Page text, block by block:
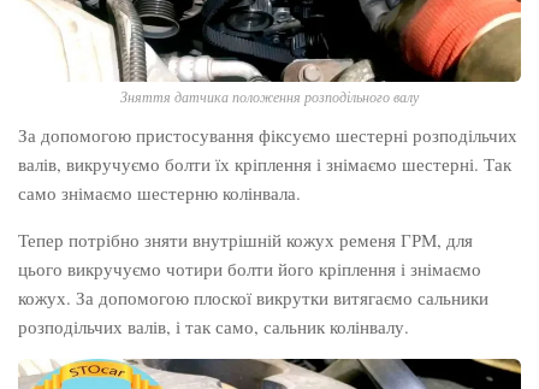
Зняття датчика положення розподільного валу
За допомогою пристосування фіксуємо шестерні розподільчих
валів, викручуємо болти їх кріплення і знімаємо шестерні. Так
само знімаємо шестерню колінвала.
Тепер потрібно зняти внутрішній кожух ременя ГРМ, для
цього викручуємо чотири болти його кріплення і знімаємо
кожух. За допомогою плоскої викрутки витягаємо сальники
розподільчих валів, і так само, сальник колінвалу.